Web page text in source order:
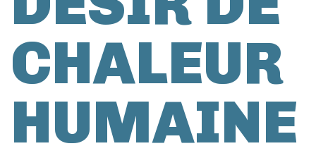
CHALEUR
HUMAINE